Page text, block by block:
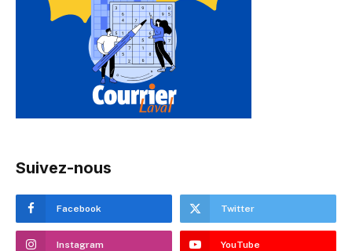
Suivez-nous
Facebook Twitter
Instagram YouTube